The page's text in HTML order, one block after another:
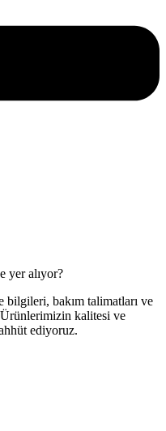
yer alıyor?
bilgileri, bakım talimatları ve
kalitesi ve
ediyoruz.